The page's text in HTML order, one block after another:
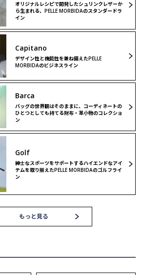
クラッチ＆
セカンドバッグ
ゴルフ
オリジナルレシピで開発したシュリンクレザーか
ら生まれる、PELLE MORBIDAのスタンダードラ
イン
Capitano
デザイン性と機能性を兼ね備えたPELLE
MORBIDAのビジネスライン
Barca
バッグの世界観はそのままに、コーディネートの
ひとつとしても持てる財布・革小物のコレクショ
ン
Golf
紳士なスポーツをサポートするハイエンドなアイ
テムを取り揃えたPELLE MORBIDAのゴルフライ
ン
もっと見る